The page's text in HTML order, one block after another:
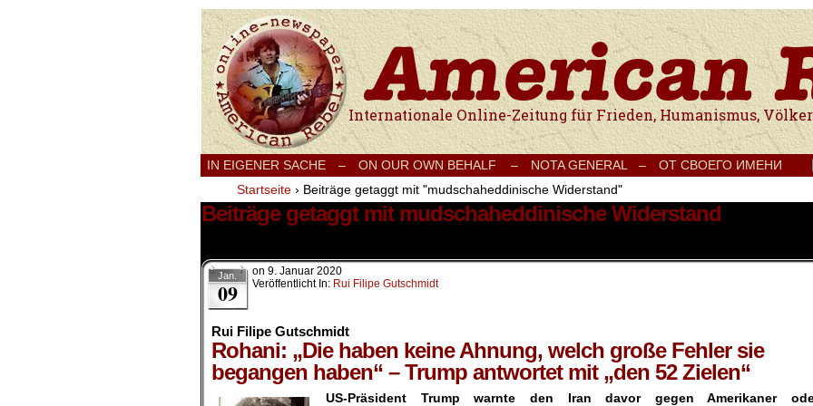
Internationale Onlinezeitung für Frieden, Humanismus, Völkerverständigung und
IN EIGENER SACHE – ON OUR OWN BEHALF – NOTA GENERAL – ОТ СВОЕГО ИМЕНИ
Startseite › Beiträge getaggt mit "mudschaheddinische Widerstand"
Beiträge getaggt mit mudschaheddinische Widerstand
Jan.
09
on 9. Januar 2020
Veröffentlicht In: Rui Filipe Gutschmidt
Rui Filipe Gutschmidt
Rohani: „Die haben keine Ahnung, welch große Fehler sie
begangen haben“ – Trump antwortet mit „den 52 Zielen“
US-Präsident Trump warnte den Iran davor gegen Amerikaner